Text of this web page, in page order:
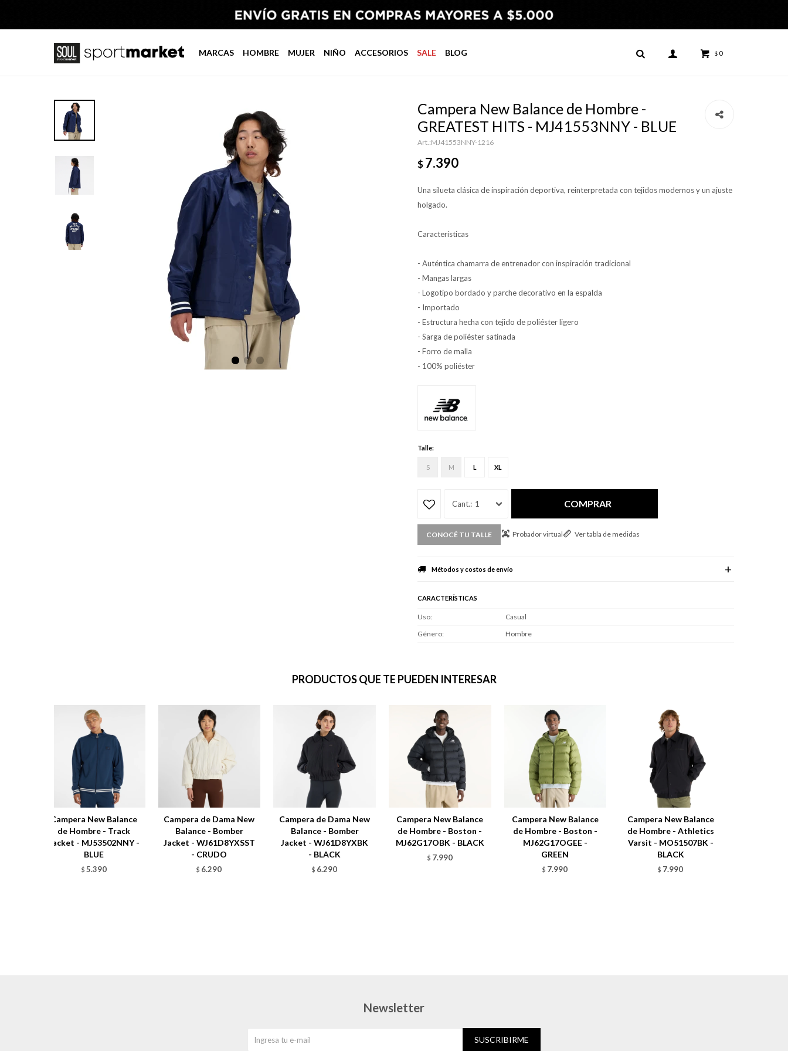
MARCAS HOMBRE MUJER NIÑO ACCESORIOS SALE BLOG $ 0
Campera New Balance de Hombre -
GREATEST HITS - MJ41553NNY - BLUE
MJ41553NNY-1216
$7.390
Una silueta clásica de inspiración deportiva, reinterpretada con tejidos modernos y un ajuste
holgado.
Características
- Auténtica chamarra de entrenador con inspiración tradicional
- Mangas largas
- Logotipo bordado y parche decorativo en la espalda
- Importado
- Estructura hecha con tejido de poliéster ligero
- Sarga de poliéster satinada
- Forro de malla
- 100% poliéster
Talle:
S M L XL
1 COMPRAR
CONOCÉ TU TALLE Probador virtual Ver tabla de medidas
Métodos y costos de envío
CARACTERÍSTICAS
Uso
Casual
Género
Hombre
PRODUCTOS QUE TE PUEDEN INTERESAR
Campera New Balance
de Hombre - Track
Jacket - MJ53502NNY -
BLUE
$ 5.390
Campera de Dama New
Balance - Bomber
Jacket - WJ61D8YXSST
- CRUDO
$ 6.290
Campera de Dama New
Balance - Bomber
Jacket - WJ61D8YXBK
- BLACK
$ 6.290
Campera New Balance
de Hombre - Boston -
MJ62G17OBK - BLACK
$ 7.990
Campera New Balance
de Hombre - Boston -
MJ62G17OGEE -
GREEN
$ 7.990
Campera New Balance
de Hombre - Athletics
Varsit - MO51507BK -
BLACK
$ 7.990
Newsletter
SUSCRIBIRME